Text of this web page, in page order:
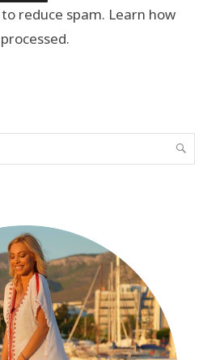
reduce spam. Learn how